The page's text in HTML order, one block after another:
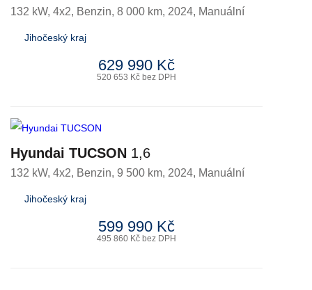
132 kW, 4x2, Benzin, 8 000 km, 2024, Manuální
Jihočeský kraj
629 990 Kč
520 653 Kč bez DPH
Hyundai TUCSON 1,6
132 kW, 4x2, Benzin, 9 500 km, 2024, Manuální
Jihočeský kraj
599 990 Kč
495 860 Kč bez DPH